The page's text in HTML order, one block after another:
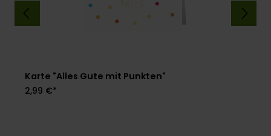
Karte "Alles Gute mit Punkten"
2,99 €*